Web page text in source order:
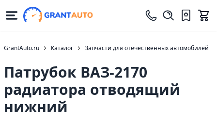
GrantAuto.ru Каталог Запчасти для отечественных автомобилей
Патрубок ВАЗ-2170
радиатора отводящий
нижний